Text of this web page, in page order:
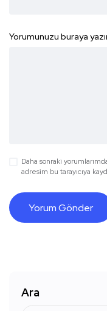
Yorumunuzu buraya
Daha sonraki
adresim bu tarayıcıya
Ara